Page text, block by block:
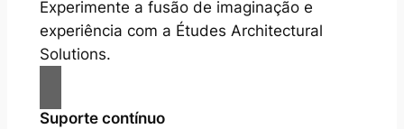
Experimente a fusão de imaginação e
experiência com a Études Architectural
Solutions.
Suporte contínuo